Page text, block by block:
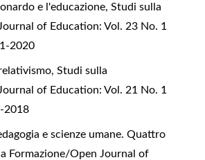
e l'educazione, Studi sulla
of Education: Vol. 23 No. 1
2020
relativismo, Studi sulla
of Education: Vol. 21 No. 1
2018
e scienze umane. Quattro
Formazione/Open Journal of